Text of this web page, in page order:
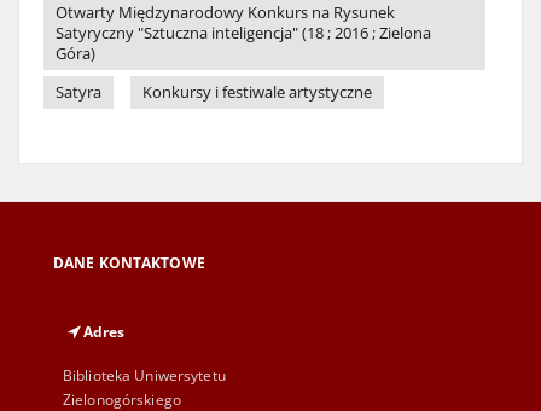
Otwarty Międzynarodowy Konkurs na Rysunek
Satyryczny "Sztuczna inteligencja" (18 ; 2016 ; Zielona
Góra)
Satyra
Konkursy i festiwale artystyczne
DANE KONTAKTOWE
Adres
Biblioteka Uniwersytetu
Zielonogórskiego